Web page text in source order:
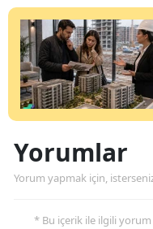
Yorumlar
Yorum yapmak için,
* Bu içerik ile ilgili yorum